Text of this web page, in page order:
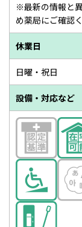
※最新の情報と
め薬局にご確認
休業日
日曜・祝日
設備・対応など